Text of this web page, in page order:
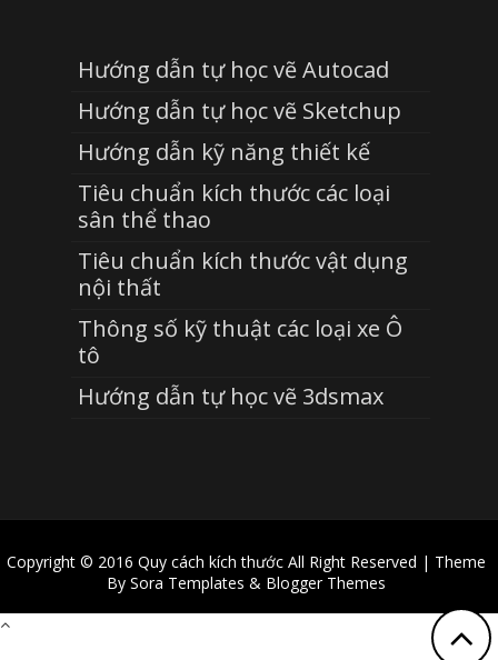
Hướng dẫn tự học vẽ Autocad
Hướng dẫn tự học vẽ Sketchup
Hướng dẫn kỹ năng thiết kế
Tiêu chuẩn kích thước các loại
sân thể thao
Tiêu chuẩn kích thước vật dụng
nội thất
Thông số kỹ thuật các loại xe Ô
tô
Hướng dẫn tự học vẽ 3dsmax
Copyright © 2016 Quy cách kích thướcAll Right Reserved | Theme
By Sora Templates & Blogger Themes